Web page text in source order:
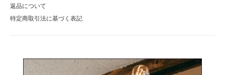
返品について
特定商取引法に基づく表記